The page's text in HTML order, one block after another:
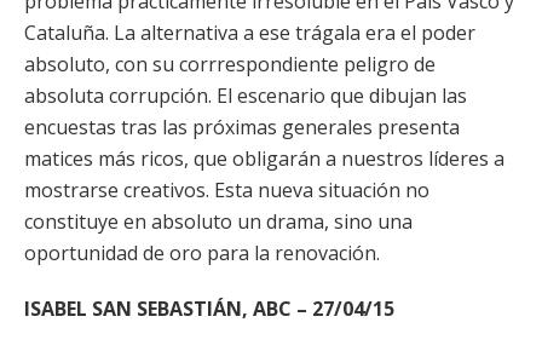
Cataluña. La alternativa a ese trágala era el poder
absoluto, con su corrrespondiente peligro de
absoluta corrupción. El escenario que dibujan las
encuestas tras las próximas generales presenta
matices más ricos, que obligarán a nuestros líderes a
mostrarse creativos. Esta nueva situación no
constituye en absoluto un drama, sino una
oportunidad de oro para la renovación.
ISABEL SAN SEBASTIÁN, ABC – 27/04/15